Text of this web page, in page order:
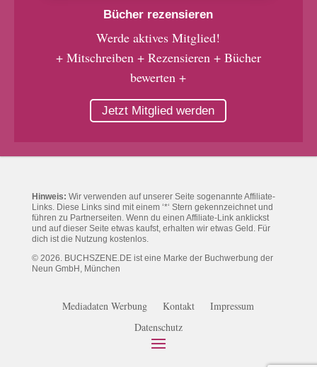
Bücher rezensieren
Werde aktives Mitglied!
+ Mitschreiben + Rezensieren + Bücher
bewerten +
Jetzt Mitglied werden
Hinweis: Wir verwenden auf unserer Seite sogenannte Affiliate-
Links. Diese Links sind mit einem ‘*‘ Stern gekennzeichnet und
führen zu Partnerseiten. Wenn du einen Affiliate-Link anklickst
und auf dieser Seite etwas kaufst, erhalten wir etwas Geld. Für
dich ist die Nutzung kostenlos.
© 2026. BUCHSZENE.DE ist eine Marke der Buchwerbung der
Neun GmbH, München
Mediadaten Werbung Kontakt
Impressum
Datenschutz